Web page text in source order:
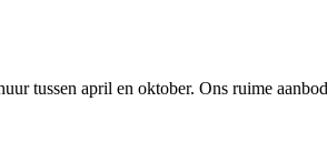
tussen april en oktober. Ons ruime